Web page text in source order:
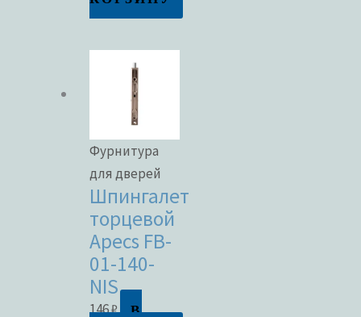
Фурнитура
для дверей
Шпингалет
торцевой
Apecs FB-
01-140-
NIS
146₽
В